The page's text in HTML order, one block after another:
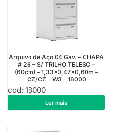
Arquivo de Aço 04 Gav. – CHAPA
# 26 – S/ TRILHO TELESC –
(60cm) – 1,33×0,47×0,60m –
CZ/CZ – W3 – 18000
cod: 18000
R$913,50
Ler mais